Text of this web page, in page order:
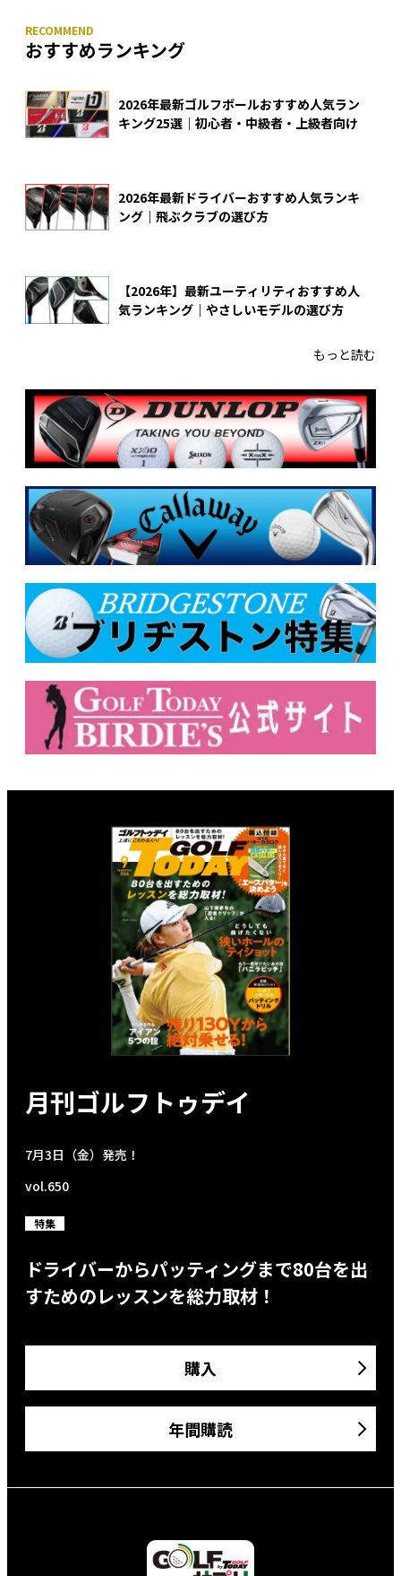
おすすめランキング
2026年最新ゴルフボールおすすめ人気ラン
キング25選｜初心者・中級者・上級者向け
2026年最新ドライバーおすすめ人気ランキ
ング｜飛ぶクラブの選び方
【2026年】最新ユーティリティおすすめ人
気ランキング｜やさしいモデルの選び方
もっと読む
月刊ゴルフトゥデイ
7月3日（金）発売！
vol.650
特集
ドライバーからパッティングまで80台を出
すためのレッスンを総力取材！
購入
年間購読